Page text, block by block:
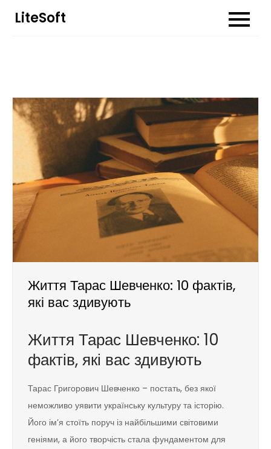
Перейти
LiteSoft
Життя Тарас Шевченко: 10 фактів,
які вас здивують
Життя Тарас Шевченко: 10
фактів, які вас здивують
Тарас Григорович Шевченко – постать, без якої
неможливо уявити українську культуру та історію.
Його ім’я стоїть поруч із найбільшими світовими
геніями, а його творчість стала фундаментом для